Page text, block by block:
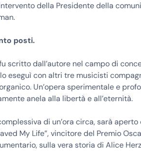
della Presidente della
posti.
scritto dall’autore nel campo di
eseguì con altri tre musicisti
Un’opera sperimentale e
anela alla libertà e all’eternità.
di un’ora circa, sarà aperto
My Life”, vincitore del Premio
sulla vera storia di Alice